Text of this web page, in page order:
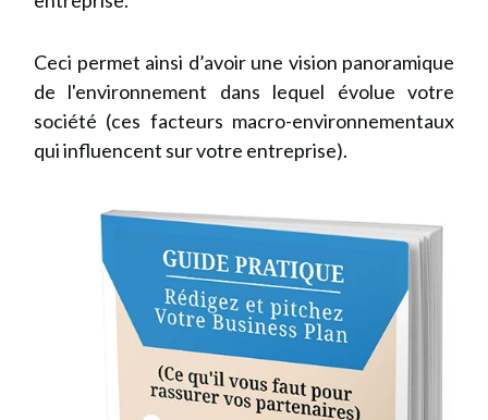
Ceci permet ainsi d’avoir une vision panoramique
de l'environnement dans lequel évolue votre
société (ces facteurs macro-environnementaux
qui influencent sur votre entreprise).